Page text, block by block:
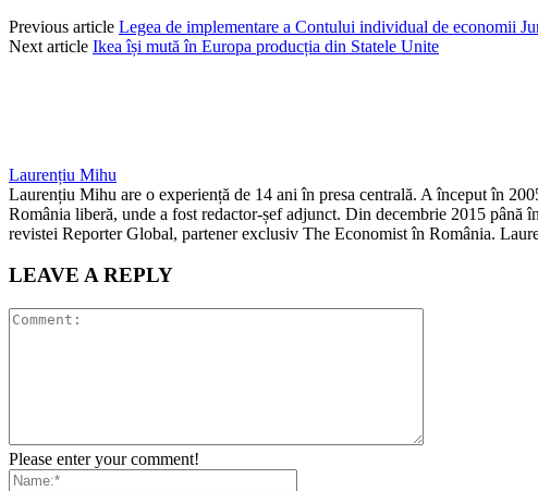
Previous article Legea de implementare a Contului individual de economii
Next article Ikea își mută în Europa producția din Statele Unite
Laurențiu Mihu
Laurențiu Mihu are o experiență de 14 ani în presa centrală. A început în
România liberă, unde a fost redactor-șef adjunct. Din decembrie 2015
revistei Reporter Global, partener exclusiv The Economist în România.
LEAVE A REPLY
Please enter your comment!